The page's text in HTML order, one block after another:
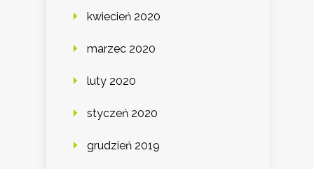
kwiecień 2020
marzec 2020
luty 2020
styczeń 2020
grudzień 2019